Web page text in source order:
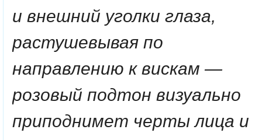
и внешний уголки глаза,
растушевывая по
направлению к вискам —
розовый подтон визуально
приподнимет черты лица и